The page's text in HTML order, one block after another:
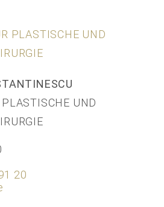
PLASTISCHE UND
UND
20